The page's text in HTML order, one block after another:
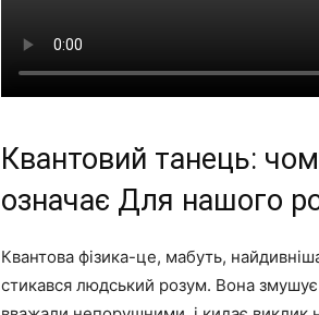
Квантовий танець:
означає Для нашого
Квантова фізика-це, мабуть,
стикався людський розум. Вона